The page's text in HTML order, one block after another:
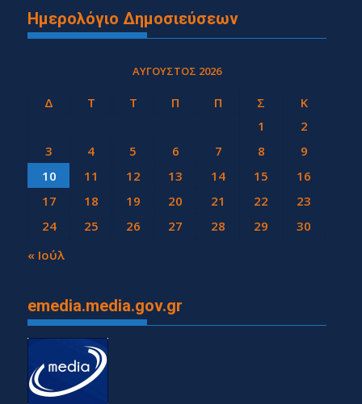
Ημερολόγιο Δημοσιεύσεων
ΑΎΓΟΥΣΤΟΣ 2026
Δ Τ Τ Π Π Σ
Κ
1
2
3
4 5 6 7 8
9
10
11 12 13 14 15
16
17
18 19 20 21 22
23
24
25 26 27 28 29
30
31
« Ιούλ
emedia.media.gov.gr